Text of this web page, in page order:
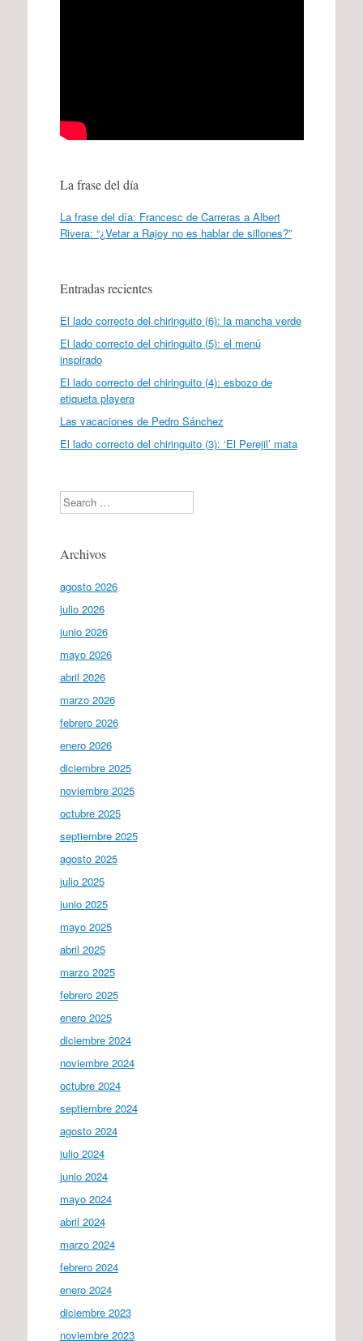
La frase del día
La frase del día: Francesc de Carreras a Albert
Rivera: “¿Vetar a Rajoy no es hablar de sillones?”
Entradas recientes
El lado correcto del chiringuito (6): la mancha verde
El lado correcto del chiringuito (5): el menú
inspirado
El lado correcto del chiringuito (4): esbozo de
etiqueta playera
Las vacaciones de Pedro Sánchez
El lado correcto del chiringuito (3): ‘El Perejil’ mata
Search
Archivos
agosto 2026
julio 2026
junio 2026
mayo 2026
abril 2026
marzo 2026
febrero 2026
enero 2026
diciembre 2025
noviembre 2025
octubre 2025
septiembre 2025
agosto 2025
julio 2025
junio 2025
mayo 2025
abril 2025
marzo 2025
febrero 2025
enero 2025
diciembre 2024
noviembre 2024
octubre 2024
septiembre 2024
agosto 2024
julio 2024
junio 2024
mayo 2024
abril 2024
marzo 2024
febrero 2024
enero 2024
diciembre 2023
noviembre 2023